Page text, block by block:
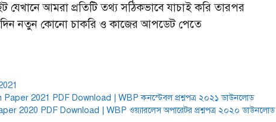
আমরা প্রতিটি তথ্য সঠিকভাবে যাচাই করি তারপর
নতুন কোনো চাকরি ও কাজের আপডেট পেতে
2021 PDF Download | WBP কনস্টেবল প্রশ্নপত্র ২০২১ ডাউনলোড
2020 PDF Download | WBP ওয়্যারলেস অপারেটর প্রশ্নপত্র ২০২০ ডাউনলোড